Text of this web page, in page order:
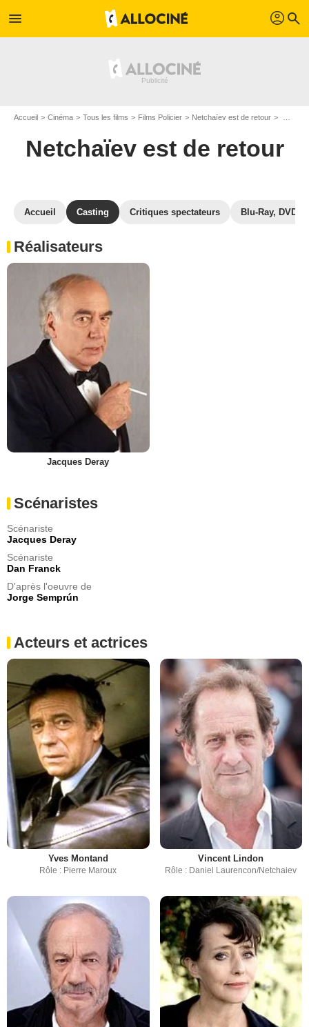
menu profil search
Accueil Cinéma Tous les films Films Policier Netchaïev est de retour
Netchaïev est de retour
Accueil Casting Critiques spectateurs Blu-Ray, DVD
Réalisateurs
Jacques Deray
Scénaristes
Scénariste
Jacques Deray
Scénariste
Dan Franck
D'après l'oeuvre de
Jorge Semprún
Acteurs et actrices
Yves Montand
Rôle : Pierre Maroux
Vincent Lindon
Rôle : Daniel Laurencon/Netchaiev